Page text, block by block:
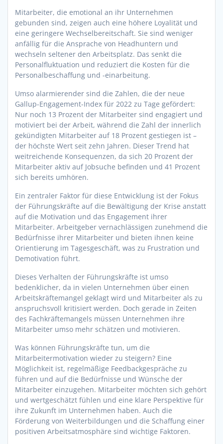
Mitarbeiter, die emotional an ihr Unternehmen
gebunden sind, zeigen auch eine höhere Loyalität und
eine geringere Wechselbereitschaft. Sie sind weniger
anfällig für die Ansprache von Headhuntern und
wechseln seltener den Arbeitsplatz. Das senkt die
Personalfluktuation und reduziert die Kosten für die
Personalbeschaffung und -einarbeitung.
Umso alarmierender sind die Zahlen, die der neue
Gallup-Engagement-Index für 2022 zu Tage gefördert:
Nur noch 13 Prozent der Mitarbeiter sind engagiert und
motiviert bei der Arbeit, während die Zahl der innerlich
gekündigten Mitarbeiter auf 18 Prozent gestiegen ist –
der höchste Wert seit zehn Jahren. Dieser Trend hat
weitreichende Konsequenzen, da sich 20 Prozent der
Mitarbeiter aktiv auf Jobsuche befinden und 41 Prozent
sich bereits umhören.
Ein zentraler Faktor für diese Entwicklung ist der Fokus
der Führungskräfte auf die Bewältigung der Krise anstatt
auf die Motivation und das Engagement ihrer
Mitarbeiter. Arbeitgeber vernachlässigen zunehmend die
Bedürfnisse ihrer Mitarbeiter und bieten ihnen keine
Orientierung im Tagesgeschäft, was zu Frustration und
Demotivation führt.
Dieses Verhalten der Führungskräfte ist umso
bedenklicher, da in vielen Unternehmen über einen
Arbeitskräftemangel geklagt wird und Mitarbeiter als zu
anspruchsvoll kritisiert werden. Doch gerade in Zeiten
des Fachkräftemangels müssen Unternehmen ihre
Mitarbeiter umso mehr schätzen und motivieren.
Was können Führungskräfte tun, um die
Mitarbeitermotivation wieder zu steigern? Eine
Möglichkeit ist, regelmäßige Feedbackgespräche zu
führen und auf die Bedürfnisse und Wünsche der
Mitarbeiter einzugehen. Mitarbeiter möchten sich gehört
und wertgeschätzt fühlen und eine klare Perspektive für
ihre Zukunft im Unternehmen haben. Auch die
Förderung von Weiterbildungen und die Schaffung einer
positiven Arbeitsatmosphäre sind wichtige Faktoren.